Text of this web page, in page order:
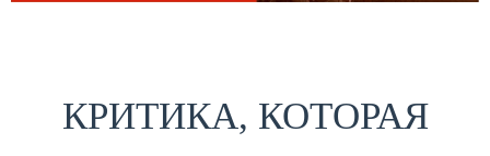
КРИТИКА, КОТОРАЯ